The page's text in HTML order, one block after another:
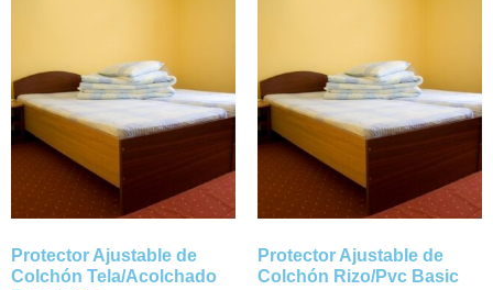
Protector Ajustable de
Colchón Tela/Acolchado
Protector Ajustable de
Colchón Rizo/Pvc Basic